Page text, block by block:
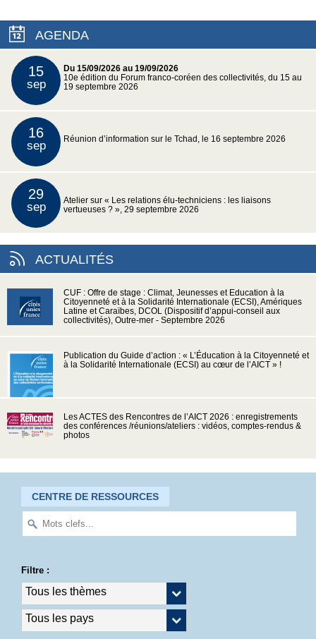
AGENDA
15
sep
Du 15/09/2026 au 19/09/2026
10e édition du Forum franco-coréen des collectivités, du 15 au
19 septembre 2026
16
sep Réunion d’information sur le Tchad, le 16 septembre 2026
29
sep
Atelier sur « Les relations élu-techniciens : les liaisons
vertueuses ? », 29 septembre 2026
ACTUALITÉS
CUF : Offre de stage : Climat, Jeunesses et Education à la
Citoyenneté et à la Solidarité Internationale (ECSI), Amériques
Latine et Caraïbes, DCOL (Dispositif d’appui-conseil aux
collectivités), Outre-mer - Septembre 2026
Publication du Guide d’action : « L’Éducation à la Citoyenneté et
à la Solidarité Internationale (ECSI) au cœur de l’AICT » !
Les ACTES des Rencontres de l’AICT 2026 : enregistrements
des conférences /réunions/ateliers : vidéos, comptes-rendus &
photos
CENTRE DE RESSOURCES
Filtre :